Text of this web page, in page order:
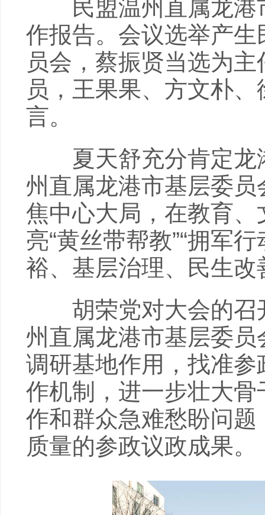
民盟温州直属龙港
作报告。会议选举产
员会，蔡振贤当选为
员，王果果、方文朴
言。
夏天舒充分肯定龙
州直属龙港市基层委
焦中心大局，在教育
亮“黄丝带帮教”“拥军
裕、基层治理、民生
胡荣党对大会的召
州直属龙港市基层委
调研基地作用，找准
作机制，进一步壮大
作和群众急难愁盼问
质量的参政议政成果。